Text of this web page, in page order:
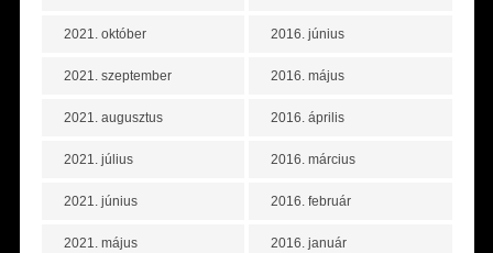
2021. október
2021. szeptember
2021. augusztus
2021. július
2021. június
2021. május
2016. június
2016. május
2016. április
2016. március
2016. február
2016. január